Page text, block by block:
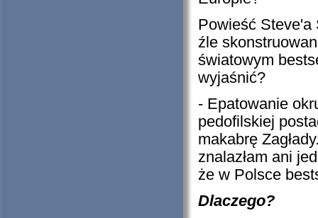
Powieść Steve'a
źle
światowym
wyjaśnić?
- Epatowanie
pedofilskiej
makabrę
znalazłam ani
że w Polsce
Dlaczego?